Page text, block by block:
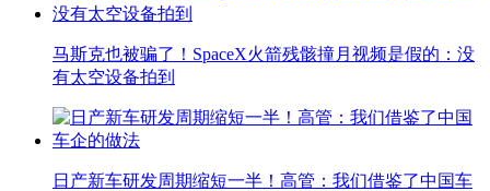
马斯克也被骗了！SpaceX火箭残骸撞月视频是假的：没
有太空设备拍到
日产新车研发周期缩短一半！高管：我们借鉴了中国车